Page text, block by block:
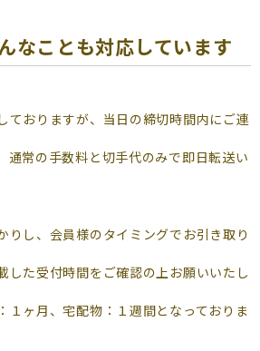
なことも対応しています
ておりますが、当日の締切時間内にご連
通常の手数料と切手代のみで即日転送い
し、会員様のタイミングでお引き取り
た受付時間をご確認の上お願いいたし
ヶ月、宅配物：１週間となっておりま